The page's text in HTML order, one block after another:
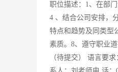
职位描述：1、在部
4 、结合公司安排，
特点和趋势及同类型
素质。8、遵守职业
（待提交） 语言要